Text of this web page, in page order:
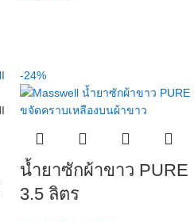
-24%
น้ำยาซักผ้าขาว PURE
3.5 ลิตร